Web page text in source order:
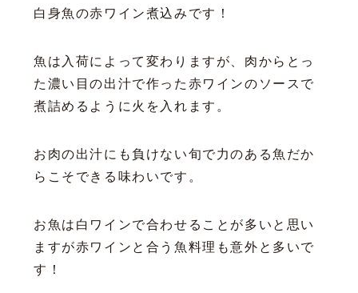
白身魚の赤ワイン煮込みです！
魚は入荷によって変わりますが、肉からとっ
た濃い目の出汁で作った赤ワインのソースで
煮詰めるように火を入れます。
お肉の出汁にも負けない旬で力のある魚だか
らこそできる味わいです。
お魚は白ワインで合わせることが多いと思い
ますが赤ワインと合う魚料理も意外と多いで
す！